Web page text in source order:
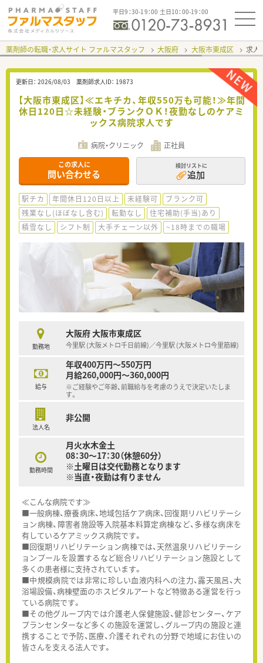
平日9：30-19：00 土日10：00-19：00
薬剤師の転職・求人サイト ファルマスタッフ 大阪府 大阪市東成区 求人
更新日： 2026/08/03 薬剤師求人ID： 19873
【大阪市東成区】≪エキチカ、年収550万も可能！≫年間
休日120日☆未経験・ブランクＯＫ！夜勤なしのケアミ
ックス病院求人です
病院・クリニック 正社員
この求人に
問い合わせる
検討リストに
追加
駅チカ 年間休日120日以上 未経験可
ブランク可
残業なし(ほぼなし含む)
転勤なし
住宅補助(手当)あり
積雪なし
シフト制 大手チェーン以外 ~18時までの職場
勤務地
大阪府 大阪市東成区
今里駅 (大阪メトロ千日前線)／今里駅 (大阪メトロ今里筋線)
給与
年収400万円～550万円
月給260,000円～360,000円
※ご経験やご年齢、前職給与を考慮のうえで決定いたしま
す。
法人名
非公開
勤務時間
月火水木金土
08：30～17：30（休憩60分）
※土曜日は交代勤務となります
※当直・夜勤は有りません
≪こんな病院です≫
■一般病棟、療養病床、地域包括ケア病床、回復期リハビリテーシ
ョン病棟、障害者施設等入院基本料算定病棟など、多様な病床を
有しているケアミックス病院です。
■回復期リハビリテーション病棟では、天然温泉リハビリテーシ
ョンプールを設置するなど総合リハビリテーション施設として
多くの患者様に支持されています。
■中規模病院では非常に珍しい血液内科への注力、露天風呂、大
浴場設備、病棟壁面のホスピタルアートなど特徴ある運営を行っ
ている病院です。
■その他グループ内では介護老人保健施設、健診センター、ケア
プランセンターなど多くの施設を運営し、グループ内の施設と連
携することで予防、医療、介護それぞれの分野で地域にお住いの
皆さんを支える法人です。